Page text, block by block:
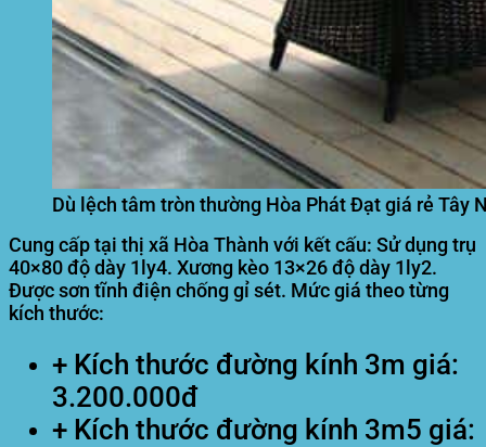
Dù lệch tâm tròn thường Hòa Phát Đạt giá rẻ Tây
Cung cấp tại thị xã Hòa Thành với kết cấu: Sử dụng trụ
40×80 độ dày 1ly4. Xương kèo 13×26 độ dày 1ly2.
Được sơn tĩnh điện chống gỉ sét. Mức giá theo từng
kích thước:
+ Kích thước đường kính 3m giá:
3.200.000đ
+ Kích thước đường kính 3m5 giá: